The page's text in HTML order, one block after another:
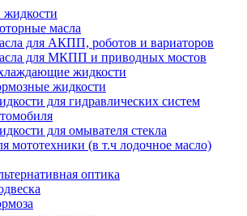
масла
для АКПП, роботов и вариаторов
для МКПП и приводных мостов
жидкости
жидкости
для гидравлических систем
для омывателя стекла
мототехники (в т.ч лодочное масло)
оптика